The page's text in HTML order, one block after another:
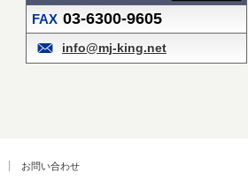
FAX 03-6300-9605
info@mj-king.net
お問い合わせ